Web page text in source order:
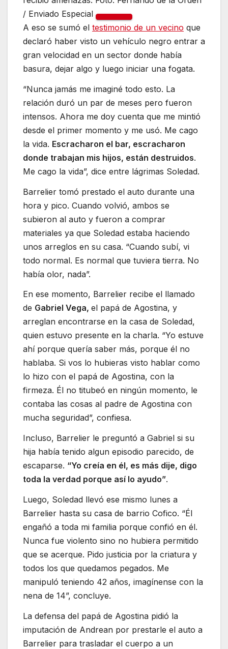
/ Enviado Especial
A eso se sumó el testimonio de un vecino que
declaró haber visto un vehículo negro entrar a
gran velocidad en un sector donde había
basura, dejar algo y luego iniciar una fogata.
“Nunca jamás me imaginé todo esto. La
relación duró un par de meses pero fueron
intensos. Ahora me doy cuenta que me mintió
desde el primer momento y me usó. Me cago
la vida. Escracharon el bar, escracharon
donde trabajan mis hijos, están destruidos.
Me cago la vida”, dice entre lágrimas Soledad.
Barrelier tomó prestado el auto durante una
hora y pico. Cuando volvió, ambos se
subieron al auto y fueron a comprar
materiales ya que Soledad estaba haciendo
unos arreglos en su casa. “Cuando subí, vi
todo normal. Es normal que tuviera tierra. No
había olor, nada”.
En ese momento, Barrelier recibe el llamado
de Gabriel Vega, el papá de Agostina, y
arreglan encontrarse en la casa de Soledad,
quien estuvo presente en la charla. “Yo estuve
ahí porque quería saber más, porque él no
hablaba. Si vos lo hubieras visto hablar como
lo hizo con el papá de Agostina, con la
firmeza. Él no titubeó en ningún momento, le
contaba las cosas al padre de Agostina con
mucha seguridad”, confiesa.
Incluso, Barrelier le preguntó a Gabriel si su
hija había tenido algun episodio parecido, de
escaparse. “Yo creía en él, es más dije, digo
toda la verdad porque así lo ayudo”.
Luego, Soledad llevó ese mismo lunes a
Barrelier hasta su casa de barrio Cofico. “Él
engañó a toda mi familia porque confió en él.
Nunca fue violento sino no hubiera permitido
que se acerque. Pido justicia por la criatura y
todos los que quedamos pegados. Me
manipuló teniendo 42 años, imagínense con la
nena de 14”, concluye.
La defensa del papá de Agostina pidió la
imputación de Andrean por prestarle el auto a
Barrelier para trasladar el cuerpo a un